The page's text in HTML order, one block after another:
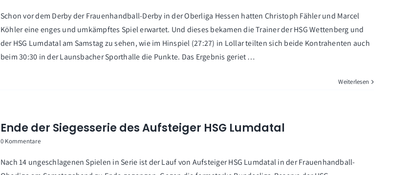
Schon vor dem Derby der Frauenhandball-Derby in der Oberliga Hessen hatten Christoph Fähler und Marcel
Köhler eine enges und umkämpftes Spiel erwartet. Und dieses bekamen die Trainer der HSG Wettenberg und
der HSG Lumdatal am Samstag zu sehen, wie im Hinspiel (27:27) in Lollar teilten sich beide Kontrahenten auch
beim 30:30 in der Launsbacher Sporthalle die Punkte. Das Ergebnis geriet …
Weiterlesen
Ende der Siegesserie des Aufsteiger HSG Lumdatal
0 Kommentare
Nach 14 ungeschlagenen Spielen in Serie ist der Lauf von Aufsteiger HSG Lumdatal in der Frauenhandball-